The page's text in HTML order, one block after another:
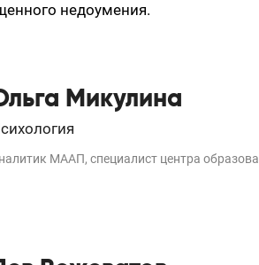
недоумения.
Микулина
МААП, специалист центра